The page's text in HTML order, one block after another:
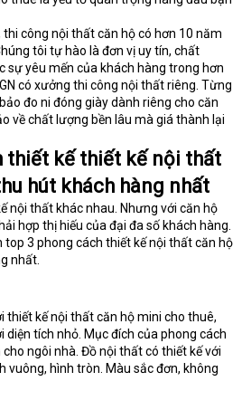
thi công nội thất căn hộ có hơn 10 năm
tôi tự hào là đơn vị uy tín, chất
sự yêu mến của khách hàng trong hơn
có xưởng thi công nội thất riêng. Từng
đo ni đóng giày dành riêng cho căn
về chất lượng bền lâu mà giá thành lại
thiết kế thiết kế nội thất
hút khách hàng nhất
nội thất khác nhau. Nhưng với căn hộ
hợp thị hiếu của đại đa số khách hàng.
top 3 phong cách thiết kế nội thất căn hộ
nhất.
thiết kế nội thất căn hộ mini cho thuê,
tích nhỏ. Mục đích của phong cách
ngôi nhà. Đồ nội thất có thiết kế với
vuông, hình tròn. Màu sắc đơn, không